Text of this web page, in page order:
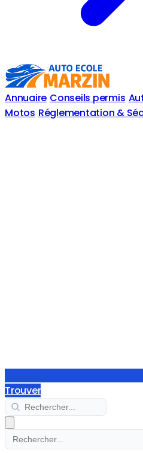
Annuaire Conseils permis
Motos Réglementation &
Trouver